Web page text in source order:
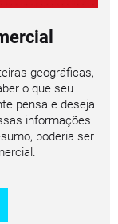
geográficas,
o que seu
pensa e deseja
informações
poderia ser